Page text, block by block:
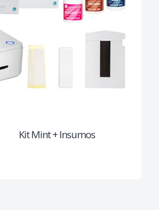
Kit Mint + Insumos